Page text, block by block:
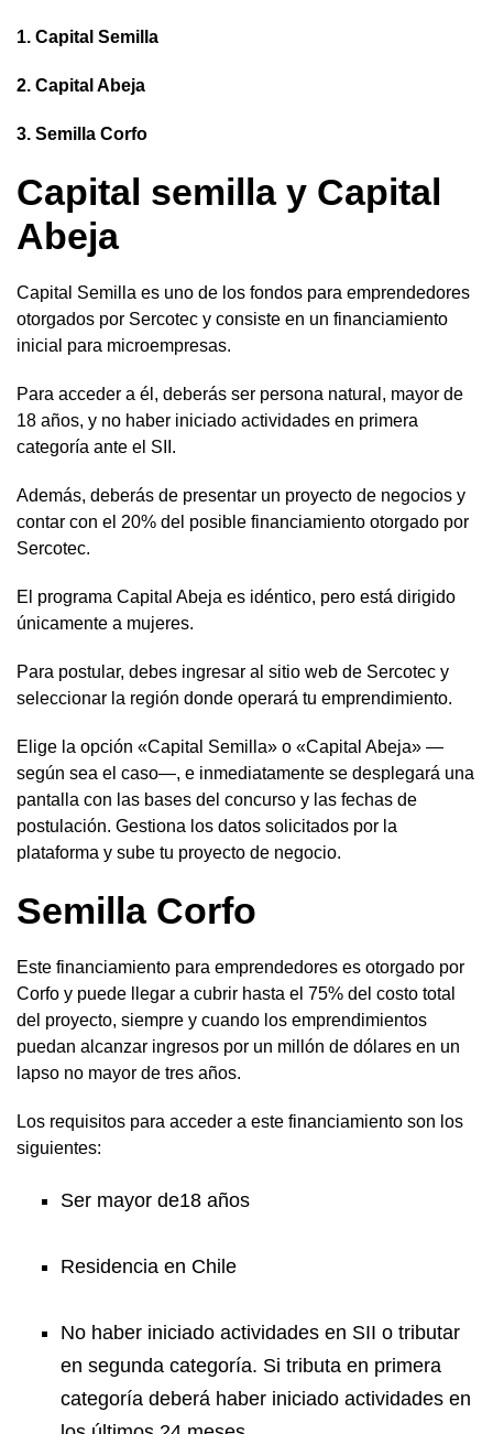
1. Capital Semilla
2. Capital Abeja
3. Semilla Corfo
Capital semilla y Capital
Abeja
Capital Semilla es uno de los fondos para emprendedores
otorgados por Sercotec y consiste en un financiamiento
inicial para microempresas.
Para acceder a él, deberás ser persona natural, mayor de
18 años, y no haber iniciado actividades en primera
categoría ante el SII.
Además, deberás de presentar un proyecto de negocios y
contar con el 20% del posible financiamiento otorgado por
Sercotec.
El programa Capital Abeja es idéntico, pero está dirigido
únicamente a mujeres.
Para postular, debes ingresar al sitio web de Sercotec y
seleccionar la región donde operará tu emprendimiento.
Elige la opción «Capital Semilla» o «Capital Abeja» —
según sea el caso—, e inmediatamente se desplegará una
pantalla con las bases del concurso y las fechas de
postulación. Gestiona los datos solicitados por la
plataforma y sube tu proyecto de negocio.
Semilla Corfo
Este financiamiento para emprendedores es otorgado por
Corfo y puede llegar a cubrir hasta el 75% del costo total
del proyecto, siempre y cuando los emprendimientos
puedan alcanzar ingresos por un millón de dólares en un
lapso no mayor de tres años.
Los requisitos para acceder a este financiamiento son los
siguientes:
Ser mayor de18 años
Residencia en Chile
No haber iniciado actividades en SII o tributar
en segunda categoría. Si tributa en primera
categoría deberá haber iniciado actividades en